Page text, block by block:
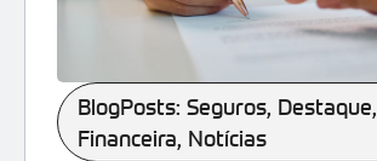
BlogPosts: Seguros, Destaque,
Financeira, Notícias